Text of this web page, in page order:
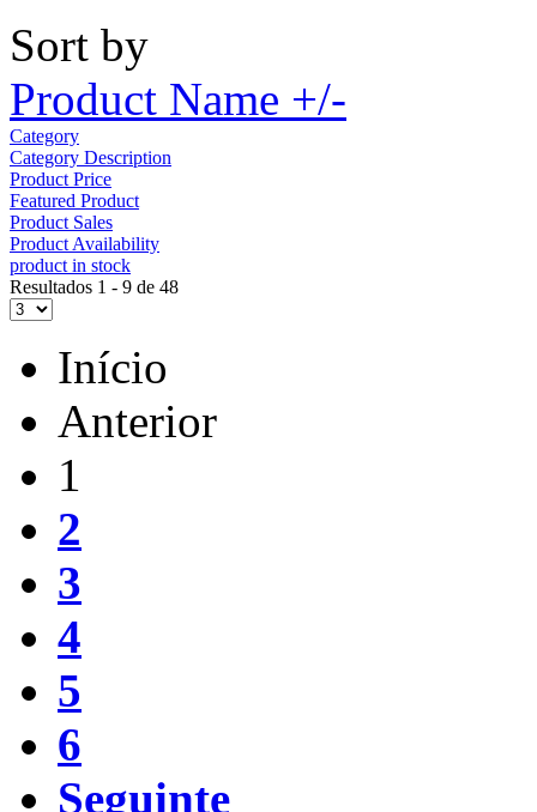
Sort by
Product Name +/-
Category
Category Description
Product Price
Featured Product
Product Sales
Product Availability
product in stock
Resultados 1 - 9 de 48
Início
Anterior
1
2
3
4
5
6
Seguinte